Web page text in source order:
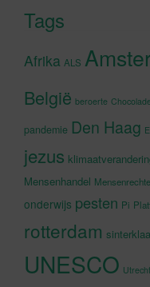
Tags
Afrika ALS
België beroerte
pandemie Den Haag
jezus
Mensenhandel
onderwijs pesten Pi
rotterdam
UNESCO Utrecht